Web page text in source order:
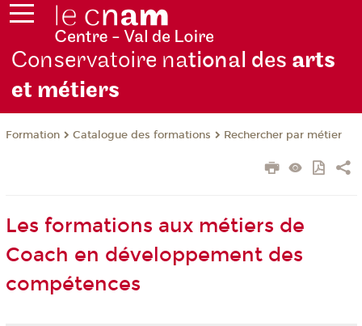
Conservatoire national des arts
et métiers
Formation Catalogue des formations Rechercher par métier
Les formations aux métiers de
Coach en développement des
compétences